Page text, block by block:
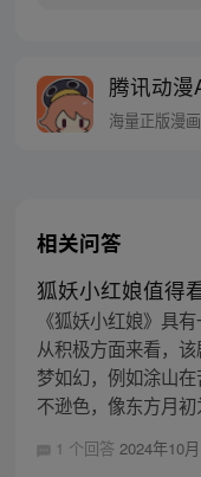
着骑士
腾讯动漫
海量正版漫
相关问答
狐妖小红娘值得
《狐妖小红娘》具
从积极方面来看，
梦如幻，例如涂山
不逊色，像东方月
1 个回答 2024年10